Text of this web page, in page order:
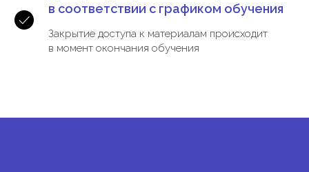
в соответствии с графиком обучения
Закрытие доступа к материалам происходит
в момент окончания обучения